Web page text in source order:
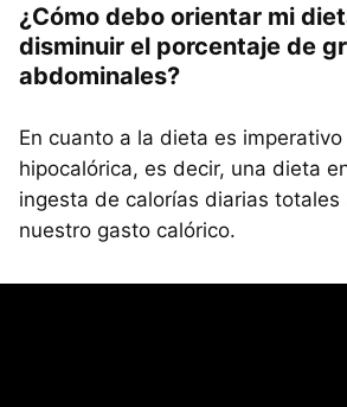
¿Cómo debo orientar mi
disminuir el porcentaje de
abdominales?
En cuanto a la dieta es
hipocalórica, es decir, una dieta
ingesta de calorías diarias totales
nuestro gasto calórico.